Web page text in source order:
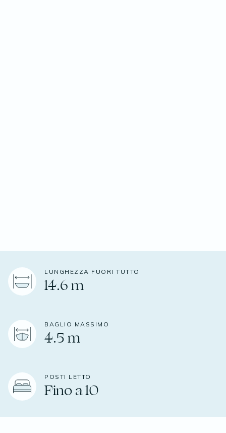
LUNGHEZZA FUORI TUTTO
14.6 m
BAGLIO MASSIMO
4.5 m
POSTI LETTO
Fino a 10